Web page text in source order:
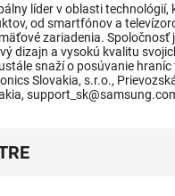
líder v oblasti technológií,
od smartfónov a
zariadenia. Spoločnosť
dizajn a vysokú kvalitu
snaží o posúvanie
Slovakia, s.r.o.,